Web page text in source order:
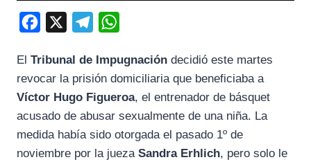
c
e
b
e
g
a
a
t
s
El Tribunal de Impugnación decidió este martes
revocar la prisión domiciliaria que beneficiaba a
Víctor Hugo Figueroa, el entrenador de básquet
acusado de abusar sexualmente de una niña. La
medida había sido otorgada el pasado 1º de
noviembre por la jueza Sandra Erhlich, pero solo le